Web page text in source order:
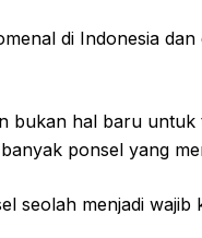
di Indonesia dan
bukan hal baru untuk
ponsel yang
seolah menjadi